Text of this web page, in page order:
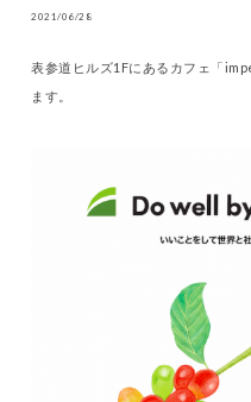
2021/06/28
表参道ヒルズ1Fにあるカフェ「
ます。